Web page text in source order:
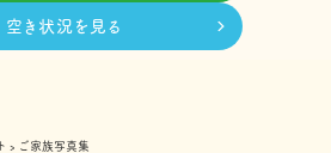
空き状況を見る
› ご家族写真集